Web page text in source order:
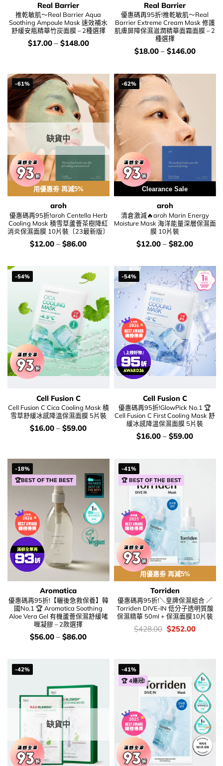
Real Barrier
推乾敏肌～Real Barrier Aqua
Soothing Ampoule Mask 速效補水
舒緩安瓶精華竹炭面膜 – 2種選擇
價
$17.00– $148.00
Real Barrier
優惠碼再95折!推乾敏肌～Real
Barrier Extreme Cream Mask 修護
肌膚屏障保濕滋潤精華面霜面膜 – 2
種選擇
價
$18.00– $146.00
-61%
用優惠劵 再減5%
缺貨中
aroh
優惠碼再95折!aroh Centella Herb
Cooling Mask 積雪草蘆薈茶樹降紅
消炎保濕面膜 10片裝〔23最新版〕
價
錢：
$12.00 – $86.00
-62%
Clearance Sale
aroh
清倉激減🔥aroh Marin Energy
Moisture Mask 海洋能量深層保濕面
膜 10片裝
價
錢：
$12.00 – $82.00
-54%
Cell Fusion C
Cell Fusion C Cica Cooling Mask 積
雪草舒緩冰感降溫保濕面膜 5片裝
價
$16.00 – $59.00
-54%
Cell Fusion C
優惠碼再95折!GlowPick No.1 🏆
Cell Fusion C First Cooling Mask 舒
緩冰感降溫保濕面膜 5片裝
價
$16.00 – $59.00
-18%
🏆BEST OF THE BEST
Aromatica
優惠碼再95折!【曬後急救保養】韓
國No.1 🏆 Aromatica Soothing
Aloe Vera Gel 有機蘆薈保濕舒緩啫
喱凝膠 – 2款選擇
價
錢：
$56.00 – $86.00
-41%
🏆 BEST OF THE BEST
用優惠劵 再減5%
Torriden
優惠碼再95折!＼皇牌保濕組合 ／
Torriden DIVE-IN 低分子透明質酸
保濕精華 50ml + 保濕面膜10片裝
價
錢：
$428.00 Original
price
$252.00Current
-42%
缺貨中
-41%
🏆 4連冠!